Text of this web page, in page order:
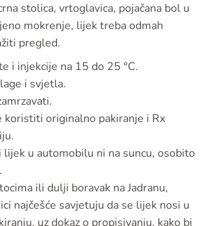
stolica, vrtoglavica, pojačana bol u
mokrenje, lijek treba odmah
pregled.
i injekcije na 15 do 25 °C.
i svjetla.
koristiti originalno pakiranje i Rx
u automobilu ni na suncu, osobito
ili dulji boravak na Jadranu,
najčešće savjetuju da se lijek nosi u
uz dokaz o propisivanju, kako bi